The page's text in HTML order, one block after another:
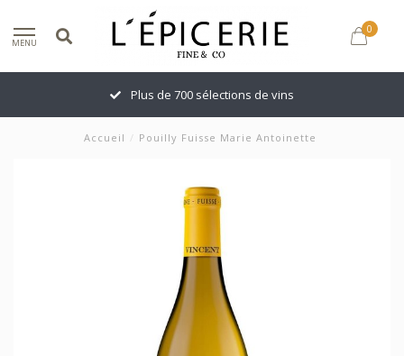
MENU
0
Plus de 700 sélections de vins
Accueil / Pouilly Fuisse Marie Antoinette